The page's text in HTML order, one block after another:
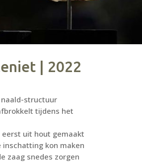
| 2022
structuur
tijdens het
uit hout gemaakt
inschatting kon maken
zaag snedes zorgen